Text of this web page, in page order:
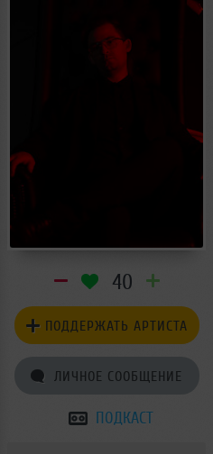
40
ПОДДЕРЖАТЬ АРТИСТА
ЛИЧНОЕ СООБЩЕНИЕ
ПОДКАСТ